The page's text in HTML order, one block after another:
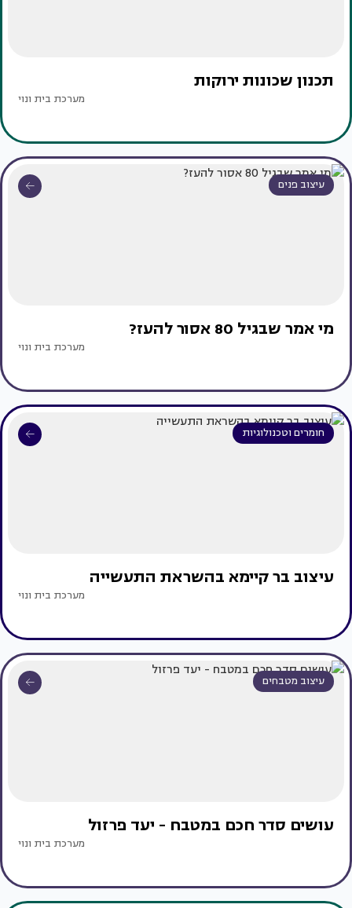
תכנון שכונות ירוקות
מערכת בית ונוי
עיצוב פנים
מי אמר שבגיל 80 אסור להעז?
מערכת בית ונוי
חומרים וטכנולוגיות
עיצוב בר קיימא בהשראת התעשייה
מערכת בית ונוי
עיצוב מטבחים
עושים סדר חכם במטבח - יעד פרזול
מערכת בית ונוי